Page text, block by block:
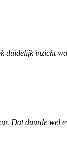
inzicht
Dat duurde